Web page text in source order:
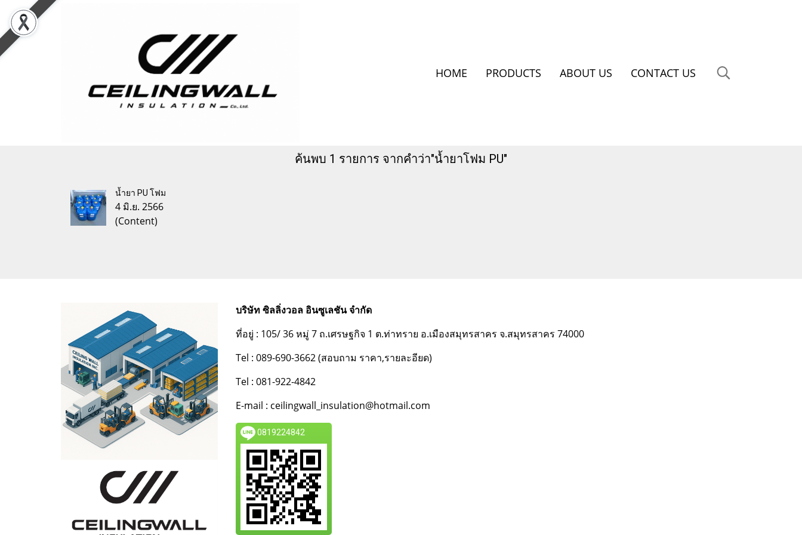
HOME PRODUCTS ABOUT US CONTACT US
ค้นพบ 1 รายการ จากคำว่า"น้ำยาโฟม PU"
น้ำยา PU โฟม
4 มิ.ย. 2566
(Content)
บริษัท ซิลลิ่งวอล อินซูเลชัน จำกัด
ที่อยู่ : 105/ 36 หมู่ 7 ถ.เศรษฐกิจ 1 ต.ท่าทราย อ.เมืองสมุทรสาคร จ.สมุทรสาคร 74000
Tel : 089-690-3662 (สอบถาม ราคา,รายละอียด)
Tel : 081-922-4842
E-mail : ceilingwall_insulation@hotmail.com
0819224842